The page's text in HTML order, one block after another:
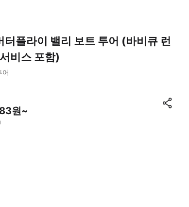
터플라이 밸리 보트 투어 (바비큐 런
비스 포함)
어
원~